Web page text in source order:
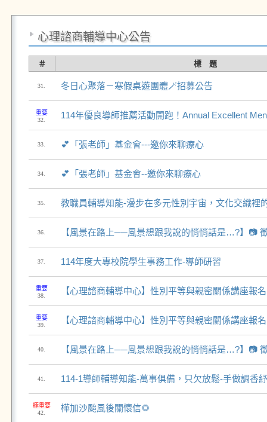
心理諮商輔導中心公告
＃ 標 題
31. 冬日心聚落－寒假桌遊團體🪄招募公告
重要
32.
114年優良導師推薦活動開跑！Annual Excellent
33. 💕「張老師」基金會---邀你來聊療心
34. 💕「張老師」基金會--邀你來聊療心
35. 教職員輔導知能-漫步在多元性別宇宙，文化交織裡
36. 【風景在路上──風景想跟我說的悄悄話是…?】📷
37. 114年度大專校院學生事務工作-導師研習
重要
38.
【心理諮商輔導中心】性別平等與親密關係講座報
重要
39.
【心理諮商輔導中心】性別平等與親密關係講座報
40. 【風景在路上──風景想跟我說的悄悄話是…?】📷
41. 114-1導師輔導知能-萬事俱備，只欠放鬆-手做調香
極重要
42.
樺加沙颱風後關懷信🌻